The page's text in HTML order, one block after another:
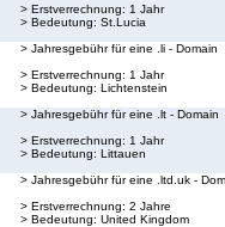
> Erstverrechnung: 1 Jahr
> Bedeutung: St.Lucia
> Jahresgebühr für eine .li - Domain
> Erstverrechnung: 1 Jahr
> Bedeutung: Lichtenstein
> Jahresgebühr für eine .lt - Domain
> Erstverrechnung: 1 Jahr
> Bedeutung: Littauen
> Jahresgebühr für eine .ltd.uk -
> Erstverrechnung: 2 Jahre
> Bedeutung: United Kingdom